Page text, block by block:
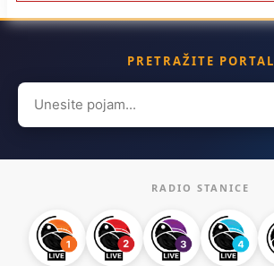
PRETRAŽITE PORTAL
Search
for:
RADIO STANICE